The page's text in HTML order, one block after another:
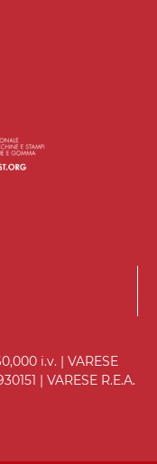
i.v. | VARESE
| VARESE R.E.A.